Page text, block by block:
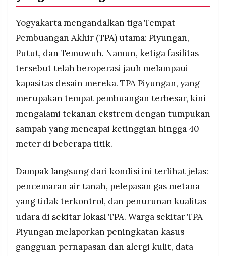
Yogyakarta mengandalkan tiga Tempat
Pembuangan Akhir (TPA) utama: Piyungan,
Putut, dan Temuwuh. Namun, ketiga fasilitas
tersebut telah beroperasi jauh melampaui
kapasitas desain mereka. TPA Piyungan, yang
merupakan tempat pembuangan terbesar, kini
mengalami tekanan ekstrem dengan tumpukan
sampah yang mencapai ketinggian hingga 40
meter di beberapa titik.
Dampak langsung dari kondisi ini terlihat jelas:
pencemaran air tanah, pelepasan gas metana
yang tidak terkontrol, dan penurunan kualitas
udara di sekitar lokasi TPA. Warga sekitar TPA
Piyungan melaporkan peningkatan kasus
gangguan pernapasan dan alergi kulit, data